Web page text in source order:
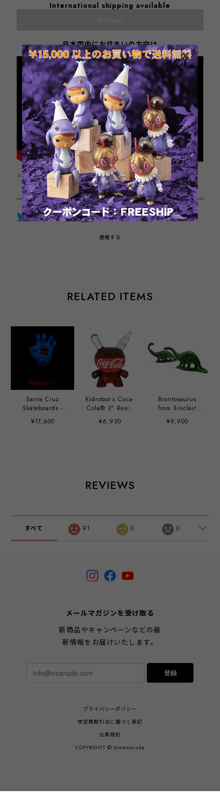
International shipping available
日本国内にお住まいの方向け
※この商品は1点までのご注文とさせていただきます。
Twitter LINE Facebook
通報する
RELATED ITEMS
Santa Cruz
Skateboards -
40th Anniversary
Screaming Hand
¥17,600
Kidrobot x Coca-
Cola® 3" Resin
Dunny Art Figure
¥6,930
Brontosaurus
from Sinclair
Dinoland (1964-
1965)
¥9,900
REVIEWS
すべて 91 0 0
メールマガジンを受け取る
新商品やキャンペーンなどの最
新情報をお届けいたします。
登録
プライバシーポリシー
特定商取引法に基づく表記
会員規約
COPYRIGHT © tomenosuke